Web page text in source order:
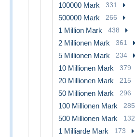
100000 Mark 331
500000 Mark 266
1 Million Mark 438
2 Millionen Mark 361
5 Millionen Mark 234
10 Millionen Mark 379
20 Millionen Mark 215
50 Millionen Mark 296
100 Millionen Mark 285
500 Millionen Mark 132
1 Milliarde Mark 173